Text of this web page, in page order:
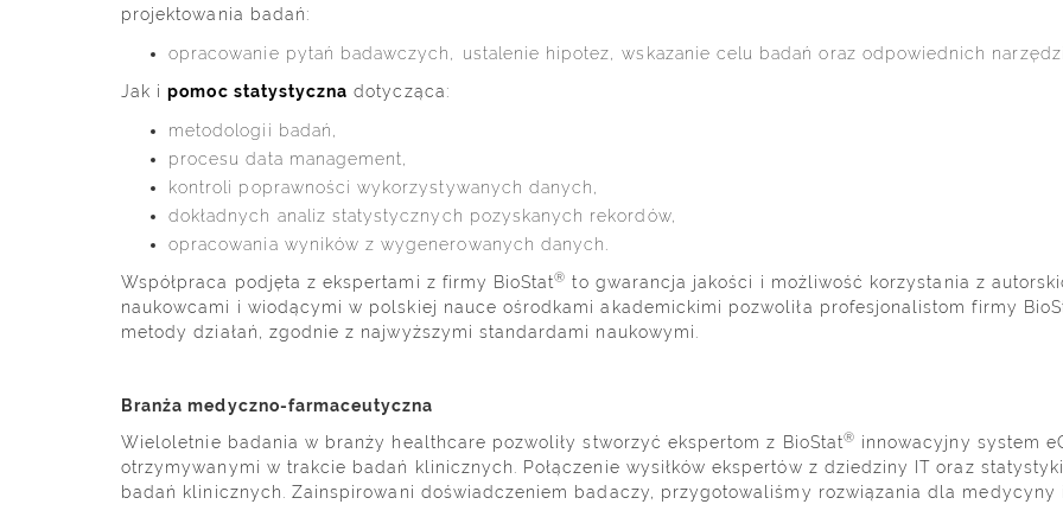
projektowania badań:
opracowanie pytań badawczych, ustalenie hipotez, wskazanie celu badań oraz odpowiednich
Jak ipomoc statystyczna dotycząca:
metodologii badań,
procesu data management,
kontroli poprawności wykorzystywanych danych,
dokładnych analiz statystycznych pozyskanych rekordów,
opracowania wyników z wygenerowanych danych.
Współpraca podjęta z ekspertami z firmy BioStat® to gwarancja jakości i możliwość korzystania z
naukowcami i wiodącymi w polskiej nauce ośrodkami akademickimi pozwoliła profesjonalistom firmy
metody działań, zgodnie z najwyższymi standardami naukowymi.
Branża medyczno-farmaceutyczna
Wieloletnie badania w branży healthcare pozwoliły stworzyć ekspertom z BioStat® innowacyjny system
otrzymywanymi w trakcie badań klinicznych. Połączenie wysiłków ekspertów z dziedziny IT oraz
badań klinicznych. Zainspirowani doświadczeniem badaczy, przygotowaliśmy rozwiązania dla